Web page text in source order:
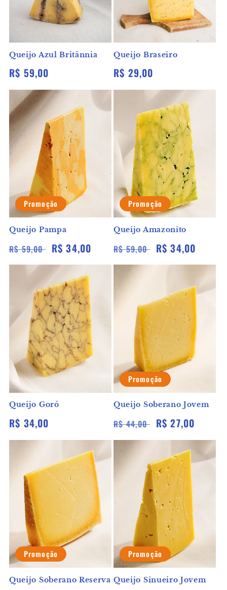
Queijo Azul Britânnia
Preço
normal
R$ 59,00
Queijo Braseiro
Preço
normal
R$ 29,00
Promoção
Queijo Pampa
Preço
normal
R$ 59,00 Preço
promocional
R$ 34,00
Promoção
Queijo Amazonito
Preço
normal
R$ 59,00 Preço
promocional
R$ 34,00
Queijo Goró
Preço
normal
R$ 34,00
Promoção
Queijo Soberano Jovem
Preço
normal
R$ 44,00 Preço
promocional
R$ 27,00
Promoção
Queijo Soberano Reserva
Promoção
Queijo Sinueiro Jovem